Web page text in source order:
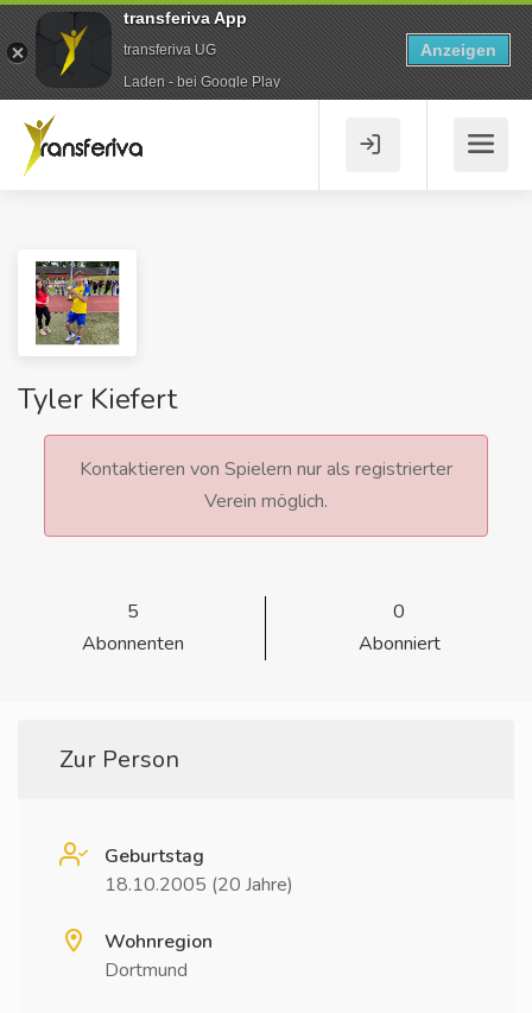
Tyler Kiefert
Kontaktieren von Spielern nur als registrierter
Verein möglich.
5
Abonnenten
0
Abonniert
Zur Person
Geburtstag
18.10.2005 (20 Jahre)
Wohnregion
Dortmund
transferiva App
transferiva UG
Laden - bei Google Play
Anzeigen